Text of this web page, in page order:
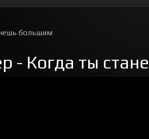
большим
- Когда ты